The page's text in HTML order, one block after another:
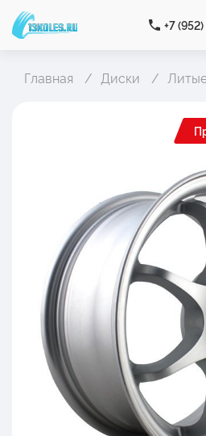
+7
Главная Диски